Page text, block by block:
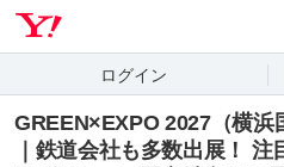
ログイン
GREEN×EXPO 2027（横浜
｜鉄道会社も多数出展！